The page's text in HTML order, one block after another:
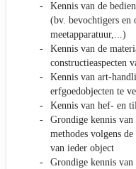
Kennis van de
(bv. bevochtigers en
meetapparatuur,...)
Kennis van de
constructieaspecten
Kennis van art-
erfgoedobjecten te
Kennis van hef- en
Grondige kennis
methodes volgens
van ieder object
Grondige kennis van